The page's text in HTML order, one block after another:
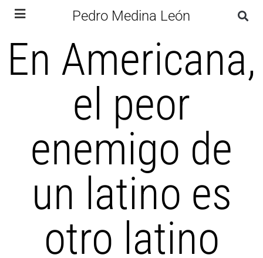
Pedro Medina León
En Americana,
el peor
enemigo de
un latino es
otro latino